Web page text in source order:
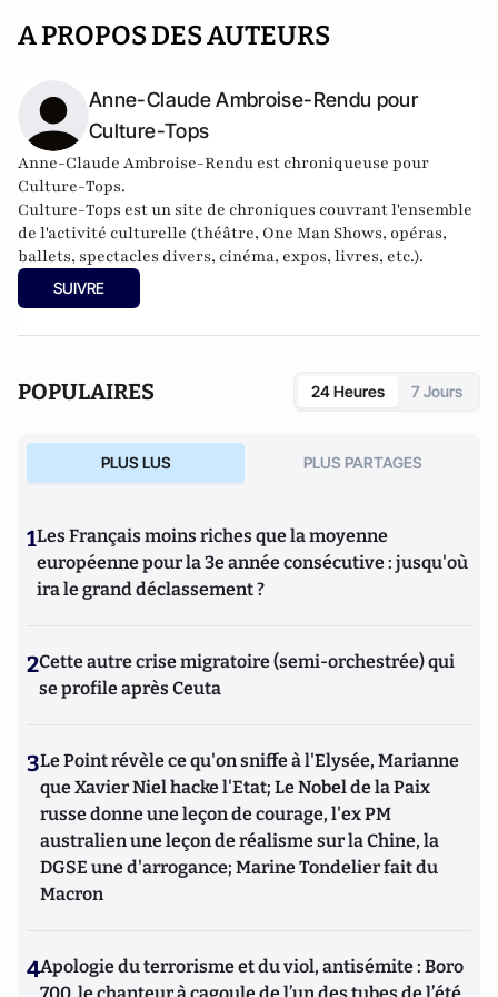
A PROPOS DES AUTEURS
Anne-Claude Ambroise-Rendu pour
Culture-Tops
Anne-Claude Ambroise-Rendu est chroniqueuse pour
Culture-Tops.
Culture-Tops est un site de chroniques couvrant l'ensemble
de l'activité culturelle (théâtre, One Man Shows, opéras,
ballets, spectacles divers, cinéma, expos, livres, etc.).
SUIVRE
POPULAIRES 24 Heures 7 Jours
PLUS LUS PLUS PARTAGES
1Les Français moins riches que la moyenne
européenne pour la 3e année consécutive : jusqu'où
ira le grand déclassement ?
2Cette autre crise migratoire (semi-orchestrée) qui
se profile après Ceuta
3Le Point révèle ce qu'on sniffe à l'Elysée, Marianne
que Xavier Niel hacke l'Etat; Le Nobel de la Paix
russe donne une leçon de courage, l'ex PM
australien une leçon de réalisme sur la Chine, la
DGSE une d'arrogance; Marine Tondelier fait du
Macron
4Apologie du terrorisme et du viol, antisémite : Boro